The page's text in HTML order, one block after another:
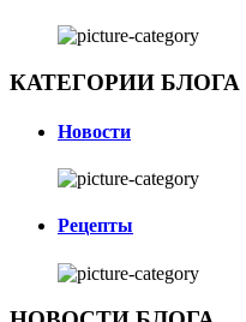
КАТЕГОРИИ БЛОГА
Новости
Рецепты